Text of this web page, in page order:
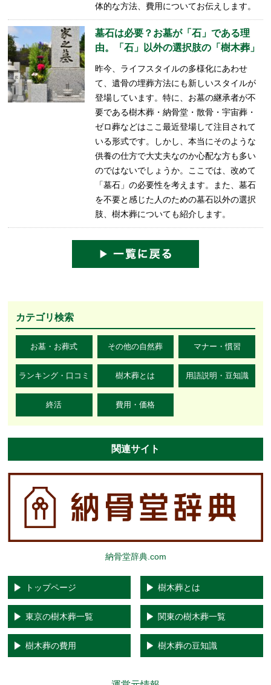
体的な方法、費用についてお伝えします。
墓石は必要？お墓が「石」である理
由。「石」以外の選択肢の「樹木葬」
昨今、ライフスタイルの多様化にあわせ
て、遺骨の埋葬方法にも新しいスタイルが
登場しています。特に、お墓の継承者が不
要である樹木葬・納骨堂・散骨・宇宙葬・
ゼロ葬などはここ最近登場して注目されて
いる形式です。しかし、本当にそのような
供養の仕方で大丈夫なのか心配な方も多い
のではないでしょうか。ここでは、改めて
「墓石」の必要性を考えます。また、墓石
を不要と感じた人のための墓石以外の選択
肢、樹木葬についても紹介します。
カテゴリ検索
お墓・お葬式 その他の自然葬 マナー・慣習
ランキング・口コミ 樹木葬とは 用語説明・豆知識
終活 費用・価格
関連サイト
納骨堂辞典.com
トップページ 樹木葬とは
東京の樹木葬一覧 関東の樹木葬一覧
樹木葬の費用 樹木葬の豆知識